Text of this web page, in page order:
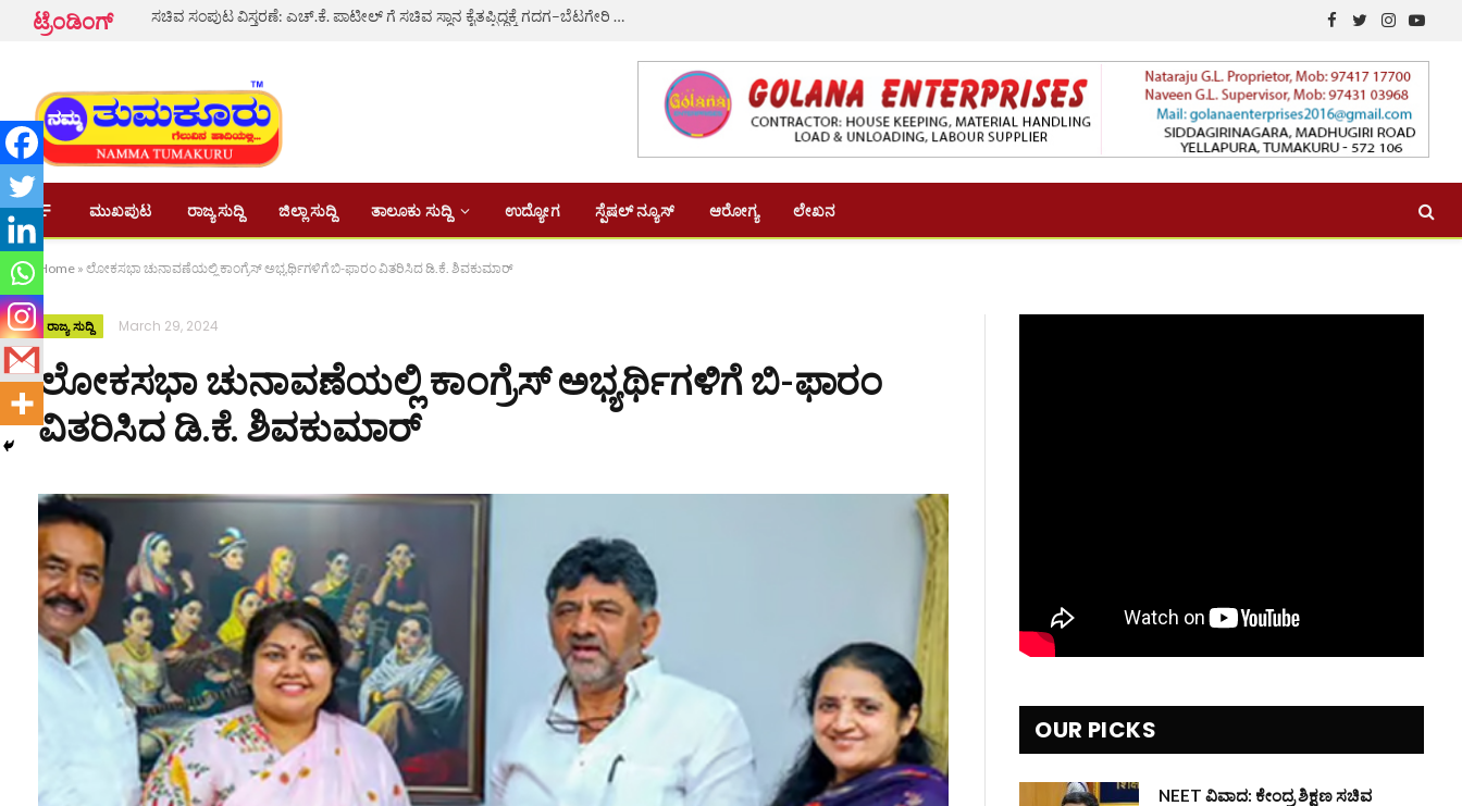
ಟ್ರೆಂಡಿಂಗ್ ಸಚಿವ ಸಂಪುಟ ವಿಸ್ತರಣೆ: ಎಚ್.ಕೆ. ಪಾಟೀಲ್ ಗೆ ಸಚಿವ ಸ್ಥಾನ ಕೈತಪ್ಪಿದ್ದಕ್ಕೆ ಗದಗ–ಬೆಟಗೇರಿ ನಗರಸಭೆಯ 22 ಸದಸ್ಯರ ಸಾಮೂಹಿಕ ರಾಜೀನಾಮೆ
Facebook
TwitterInstagram
ಮುಖಪುಟ ರಾಜ್ಯ ಸುದ್ದಿ ಜಿಲ್ಲಾ ಸುದ್ದಿ ತಾಲೂಕು ಸುದ್ದಿ ಉದ್ಯೋಗ ಸ್ಪೆಷಲ್ ನ್ಯೂಸ್ ಆರೋಗ್ಯ ಲೇಖನ
Home » ಲೋಕಸಭಾ ಚುನಾವಣೆಯಲ್ಲಿ ಕಾಂಗ್ರೆಸ್ ಅಭ್ಯರ್ಥಿಗಳಿಗೆ ಬಿ-ಫಾರಂ ವಿತರಿಸಿದ ಡಿ.ಕೆ. ಶಿವಕುಮಾರ್
ರಾಜ್ಯ ಸುದ್ದಿ March 29, 2024
ಲೋಕಸಭಾ ಚುನಾವಣೆಯಲ್ಲಿ ಕಾಂಗ್ರೆಸ್ ಅಭ್ಯರ್ಥಿಗಳಿಗೆ ಬಿ-ಫಾರಂ
ವಿತರಿಸಿದ ಡಿ.ಕೆ. ಶಿವಕುಮಾರ್
OUR PICKS
NEET ವಿವಾದ: ಕೇಂದ್ರ ಶಿಕ್ಷಣ ಸಚಿವ